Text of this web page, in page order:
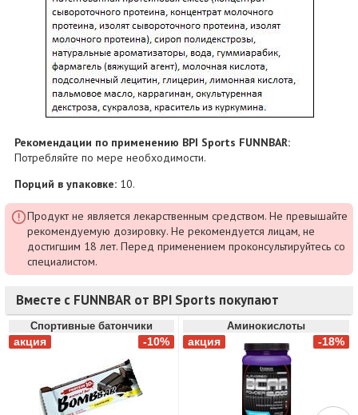
Рекомендации по применению BPI Sports FUNNBAR:
Потребляйте по мере необходимости.
Порций в упаковке: 10.
Продукт не является лекарственным средством. Не превышайте
рекомендуемую дозировку. Не рекомендуется лицам, не
достигшим 18 лет. Перед применением проконсультируйтесь со
специалистом.
Вместе с FUNNBAR от BPI Sports покупают
Спортивные батончики Аминокислоты